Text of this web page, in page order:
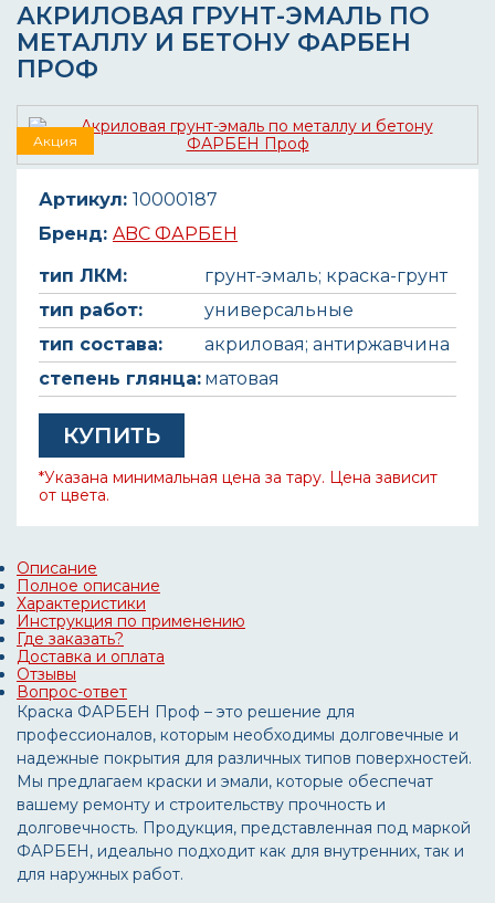
АКРИЛОВАЯ ГРУНТ-ЭМАЛЬ ПО
МЕТАЛЛУ И БЕТОНУ ФАРБЕН
ПРОФ
Акция
Артикул: 10000187
Бренд: ABC ФАРБЕН
тип ЛКМ:
грунт-эмаль; краска-грунт
тип работ:
универсальные
тип состава:
акриловая; антиржавчина
степень глянца: матовая
КУПИТЬ
*Указана минимальная цена за тару. Цена зависит
от цвета.
Описание
Полное описание
Характеристики
Инструкция по применению
Где заказать?
Доставка и оплата
Отзывы
Вопрос-ответ
Краска ФАРБЕН Проф – это решение для
профессионалов, которым необходимы долговечные и
надежные покрытия для различных типов поверхностей.
Мы предлагаем краски и эмали, которые обеспечат
вашему ремонту и строительству прочность и
долговечность. Продукция, представленная под маркой
ФАРБЕН, идеально подходит как для внутренних, так и
для наружных работ.